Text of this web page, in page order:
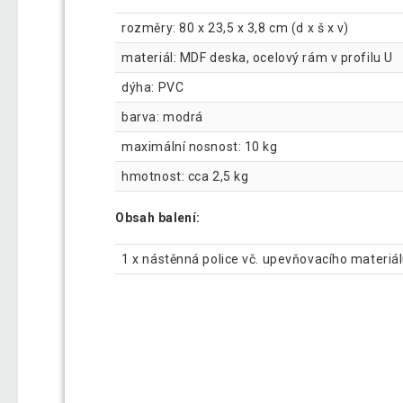
rozměry: 80 x 23,5 x 3,8 cm (d x š x v)
materiál: MDF deska, ocelový rám v profilu U
dýha: PVC
barva: modrá
maximální nosnost: 10 kg
hmotnost: cca 2,5 kg
Obsah balení:
1 x nástěnná police vč. upevňovacího